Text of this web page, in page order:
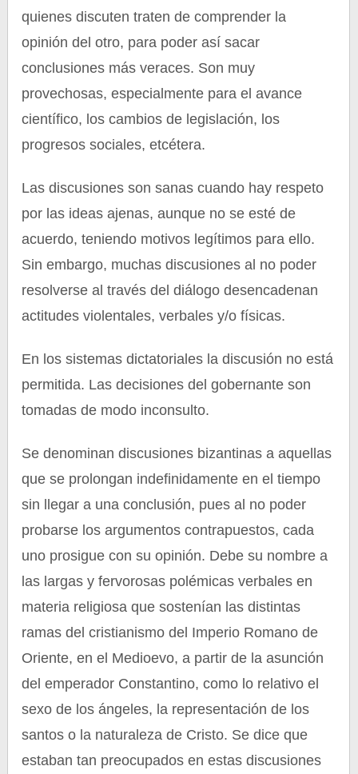
quienes discuten traten de comprender la
opinión del otro, para poder así sacar
conclusiones más veraces. Son muy
provechosas, especialmente para el avance
científico, los cambios de legislación, los
progresos sociales, etcétera.
Las discusiones son sanas cuando hay respeto
por las ideas ajenas, aunque no se esté de
acuerdo, teniendo motivos legítimos para ello.
Sin embargo, muchas discusiones al no poder
resolverse al través del diálogo desencadenan
actitudes violentales, verbales y/o físicas.
En los sistemas dictatoriales la discusión no está
permitida. Las decisiones del gobernante son
tomadas de modo inconsulto.
Se denominan discusiones bizantinas a aquellas
que se prolongan indefinidamente en el tiempo
sin llegar a una conclusión, pues al no poder
probarse los argumentos contrapuestos, cada
uno prosigue con su opinión. Debe su nombre a
las largas y fervorosas polémicas verbales en
materia religiosa que sostenían las distintas
ramas del cristianismo del Imperio Romano de
Oriente, en el Medioevo, a partir de la asunción
del emperador Constantino, como lo relativo el
sexo de los ángeles, la representación de los
santos o la naturaleza de Cristo. Se dice que
estaban tan preocupados en estas discusiones